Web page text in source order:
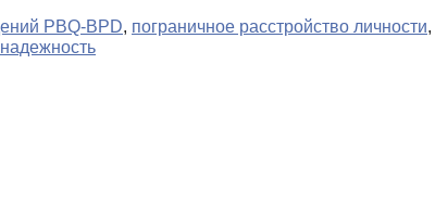
PBQ-BPD, пограничное расстройство личности,